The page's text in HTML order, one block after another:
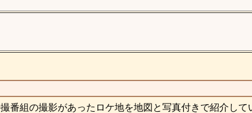
組の撮影があったロケ地を地図と写真付きで紹介して